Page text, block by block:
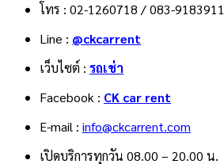
โทร : 02-1260718 / 083-9183911
Line : @ckcarrent
เว็บไซต์ : รถเช่า
Facebook : CK car rent
E-mail : info@ckcarrent.com
เปิดบริการทุกวัน 08.00 – 20.00 น.